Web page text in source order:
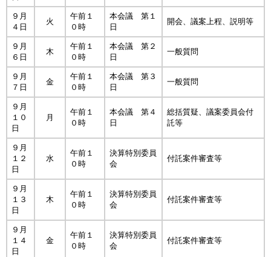
９月
４日
火
午前１
０時
本会議 第１
日
開会、議案上程、説明等
９月
６日
木
午前１
０時
本会議 第２
日
一般質問
９月
７日
金
午前１
０時
本会議 第３
日
一般質問
９月
１０
日
月
午前１
０時
本会議 第４
日
総括質疑、議案委員会付
託等
９月
１２
日
水
午前１
０時
決算特別委員
会
付託案件審査等
９月
１３
日
木
午前１
０時
決算特別委員
会
付託案件審査等
９月
１４
日
金
午前１
０時
決算特別委員
会
付託案件審査等